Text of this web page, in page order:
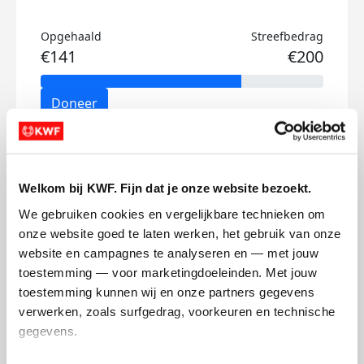
Welkom bij KWF. Fijn dat je onze website bezoekt.
We gebruiken cookies en vergelijkbare technieken om
onze website goed te laten werken, het gebruik van onze
website en campagnes te analyseren en — met jouw
toestemming — voor marketingdoeleinden. Met jouw
toestemming kunnen wij en onze partners gegevens
verwerken, zoals surfgedrag, voorkeuren en technische
gegevens.
Opgehaald
€141
Streefbedrag
€200
Doneer
David's badges